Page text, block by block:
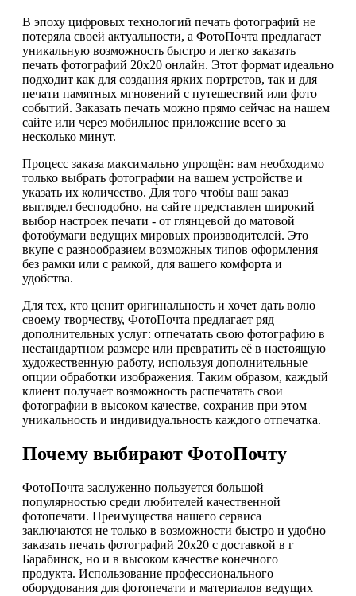
В эпоху цифровых технологий печать фотографий не
потеряла своей актуальности, а ФотоПочта предлагает
уникальную возможность быстро и легко заказать
печать фотографий 20х20 онлайн. Этот формат идеально
подходит как для создания ярких портретов, так и для
печати памятных мгновений с путешествий или фото
событий. Заказать печать можно прямо сейчас на нашем
сайте или через мобильное приложение всего за
несколько минут.
Процесс заказа максимально упрощён: вам необходимо
только выбрать фотографии на вашем устройстве и
указать их количество. Для того чтобы ваш заказ
выглядел бесподобно, на сайте представлен широкий
выбор настроек печати - от глянцевой до матовой
фотобумаги ведущих мировых производителей. Это
вкупе с разнообразием возможных типов оформления –
без рамки или с рамкой, для вашего комфорта и
удобства.
Для тех, кто ценит оригинальность и хочет дать волю
своему творчеству, ФотоПочта предлагает ряд
дополнительных услуг: отпечатать свою фотографию в
нестандартном размере или превратить её в настоящую
художественную работу, используя дополнительные
опции обработки изображения. Таким образом, каждый
клиент получает возможность распечатать свои
фотографии в высоком качестве, сохранив при этом
уникальность и индивидуальность каждого отпечатка.
Почему выбирают ФотоПочту
ФотоПочта заслуженно пользуется большой
популярностью среди любителей качественной
фотопечати. Преимущества нашего сервиса
заключаются не только в возможности быстро и удобно
заказать печать фотографий 20х20 с доставкой в г
Барабинск, но и в высоком качестве конечного
продукта. Использование профессионального
оборудования для фотопечати и материалов ведущих